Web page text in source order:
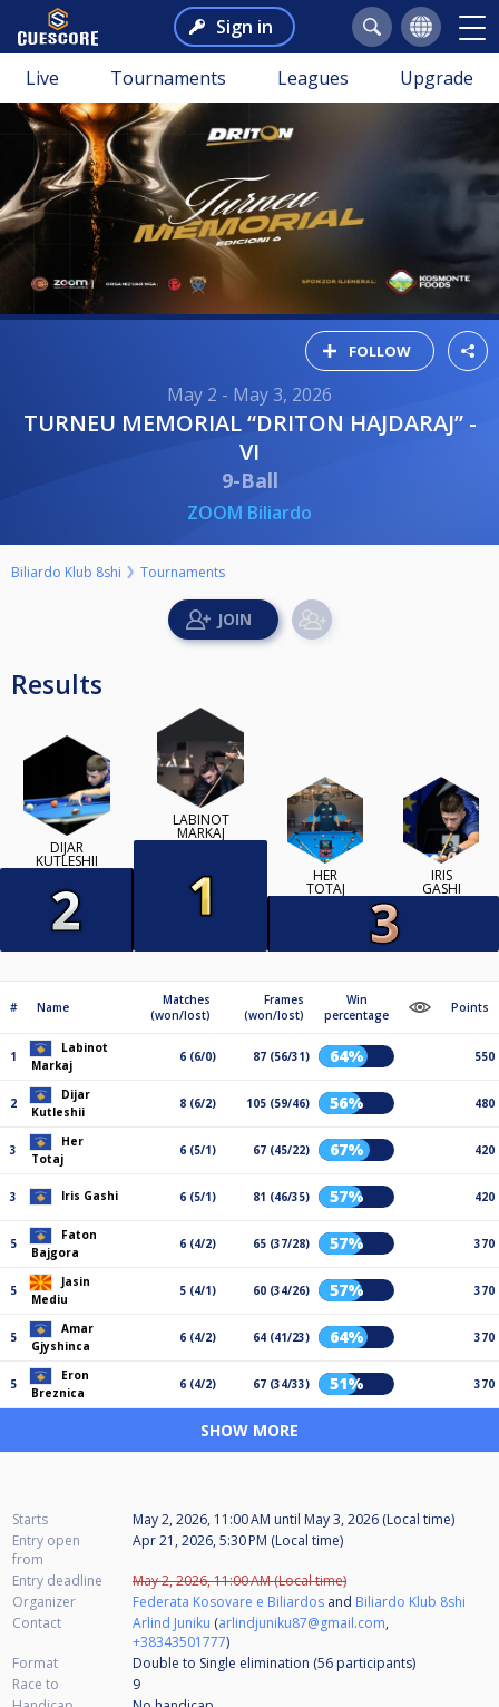
Sign in
Live Tournaments Leagues Upgrade
FOLLOW
May 2 - May 3, 2026
TURNEU MEMORIAL “DRITON HAJDARAJ” -
VI
9-Ball
ZOOM Biliardo
Biliardo Klub 8shi Tournaments
Results
DIJAR
KUTLESHII
LABINOT
MARKAJ
HER
TOTAJ
IRIS
GASHI
# Name
Matches
(won/lost)
Frames
(won/lost)
Win
percentage
Points
1
Labinot
Markaj
6 (6/0) 87 (56/31) 64% 550
2
Dijar
Kutleshii
8 (6/2) 105 (59/46) 56% 480
3
Her
Totaj
6 (5/1) 67 (45/22) 67% 420
3 Iris Gashi 6 (5/1) 81 (46/35) 57% 420
5
Faton
Bajgora
6 (4/2) 65 (37/28) 57% 370
5
Jasin
Mediu
5 (4/1) 60 (34/26) 57% 370
5
Amar
Gjyshinca
6 (4/2) 64 (41/23) 64% 370
5
Eron
Breznica
6 (4/2) 67 (34/33) 51% 370
SHOW MORE
Starts May 2, 2026, 11:00 AM until May 3, 2026 (Local time)
Entry open
from
Apr 21, 2026, 5:30 PM (Local time)
Entry deadline
May 2, 2026, 11:00 AM (Local time)
Organizer
Federata Kosovare e Biliardos and Biliardo Klub 8shi
Contact
Arlind Juniku (arlindjuniku87@gmail.com,
+38343501777)
Format
Double to Single elimination (56 participants)
Race to
9